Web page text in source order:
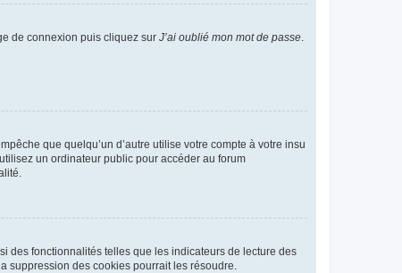
de connexion puis cliquez sur J’ai oublié mon mot de passe
que quelqu’un d’autre utilise votre compte à votre insu
un ordinateur public pour accéder au forum
des fonctionnalités telles que les indicateurs de lecture des
suppression des cookies pourrait les résoudre.